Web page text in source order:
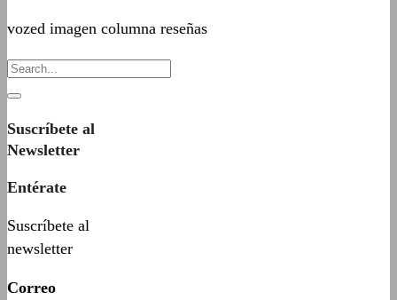
vozed imagen columna reseñas
Suscríbete al
Newsletter
Entérate
Suscríbete al
newsletter
Correo